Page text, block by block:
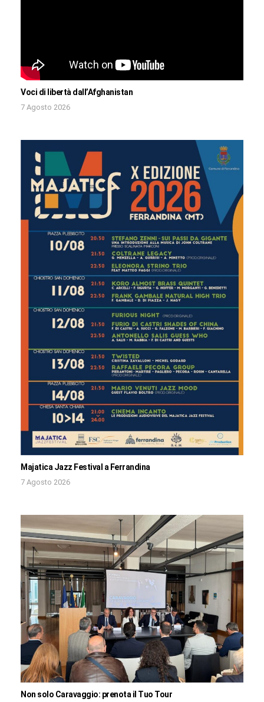
Voci di libertà dall’Afghanistan
7 Agosto 2026
Majatica Jazz Festival a Ferrandina
7 Agosto 2026
Non solo Caravaggio: prenota il Tuo Tour